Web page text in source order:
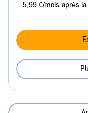
5,99 €/mois après